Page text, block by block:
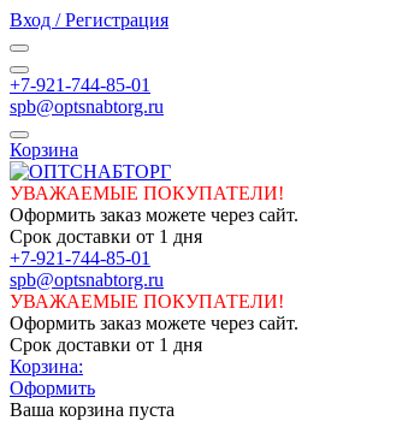
Вход / Регистрация
+7-921-744-85-01
spb@optsnabtorg.ru
Корзина
УВАЖАЕМЫЕ ПОКУПАТЕЛИ!
Оформить заказ можете через сайт.
Срок доставки от 1 дня
+7-921-744-85-01
spb@optsnabtorg.ru
УВАЖАЕМЫЕ ПОКУПАТЕЛИ!
Оформить заказ можете через сайт.
Срок доставки от 1 дня
Корзина:
Оформить
Ваша корзина пуста